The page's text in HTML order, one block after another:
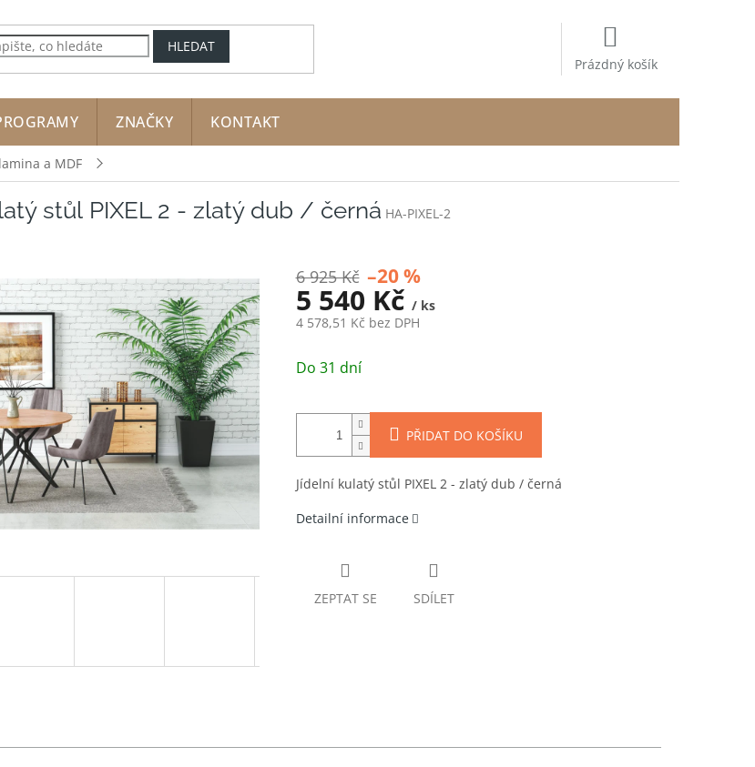
HLEDAT
KOŠÍK
Prázdný košík
ZNAČKY KONTAKT
a MDF
stůl PIXEL 2 - zlatý dub / černá HA-PIXEL-2
6 925 Kč –20 %
5 540 Kč / ks
4 578,51 Kč bez DPH
cena:
Do 31 dní
PŘIDAT DO KOŠÍKU
Jídelní kulatý stůl PIXEL 2 - zlatý dub / černá
Detailní informace
ZEPTAT SE SDÍLET